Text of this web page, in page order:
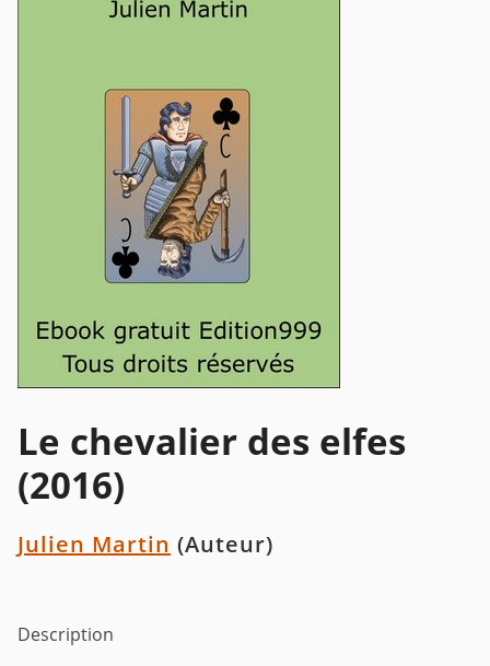
Le chevalier des elfes
(2016)
Julien Martin (Auteur)
Description